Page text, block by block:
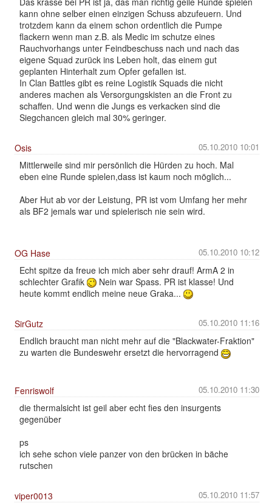
kann ohne selber einen einzigen Schuss abzufeuern. Und
trotzdem kann da einem schon ordentlich die Pumpe
flackern wenn man z.B. als Medic im schutze eines
Rauchvorhangs unter Feindbeschuss nach und nach das
eigene Squad zurück ins Leben holt, das einem gut
geplanten Hinterhalt zum Opfer gefallen ist.
In Clan Battles gibt es reine Logistik Squads die nicht
anderes machen als Versorgungskisten an die Front zu
schaffen. Und wenn die Jungs es verkacken sind die
Siegchancen gleich mal 30% geringer.
05.10.2010 10:01
Osis
Mittlerweile sind mir persönlich die Hürden zu hoch. Mal
eben eine Runde spielen,dass ist kaum noch möglich...
Aber Hut ab vor der Leistung, PR ist vom Umfang her mehr
als BF2 jemals war und spielerisch nie sein wird.
05.10.2010 10:12
OG Hase
Echt spitze da freue ich mich aber sehr drauf! ArmA 2 in
schlechter Grafik
Nein war Spass. PR ist klasse! Und
heute kommt endlich meine neue Graka...
05.10.2010 11:16
SirGutz
Endlich braucht man nicht mehr auf die "Blackwater-Fraktion"
zu warten die Bundeswehr ersetzt die hervorragend
05.10.2010 11:30
Fenriswolf
die thermalsicht ist geil aber echt fies den insurgents
gegenüber
ps
ich sehe schon viele panzer von den brücken in bäche
rutschen
05.10.2010 11:57
viper0013